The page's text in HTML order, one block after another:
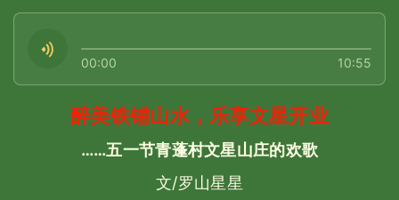
00:00 10:55
醉美铁铺山水，乐享文星开业
……五一节青蓬村文星山庄的欢歌
文/罗山星星